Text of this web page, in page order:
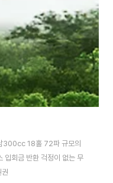
300cc 18홀 72파 규모의
입회금 반환 걱정이 없는 무